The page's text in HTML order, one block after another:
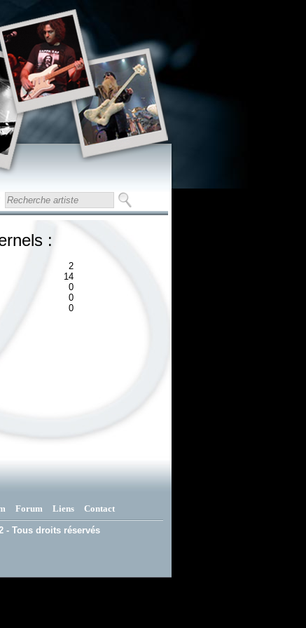
:
2
14
0
0
0
Forum Liens Contact
- Tous droits réservés